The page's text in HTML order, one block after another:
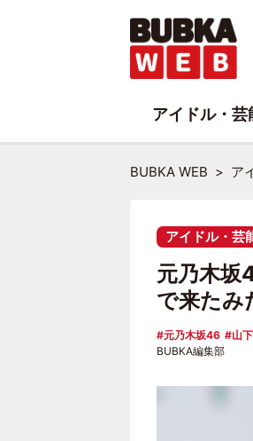
BUBKA WEB ア
アイドル・芸
元乃木坂
で来たみ
元乃木坂46 山
BUBKA編集部
アイドル・芸